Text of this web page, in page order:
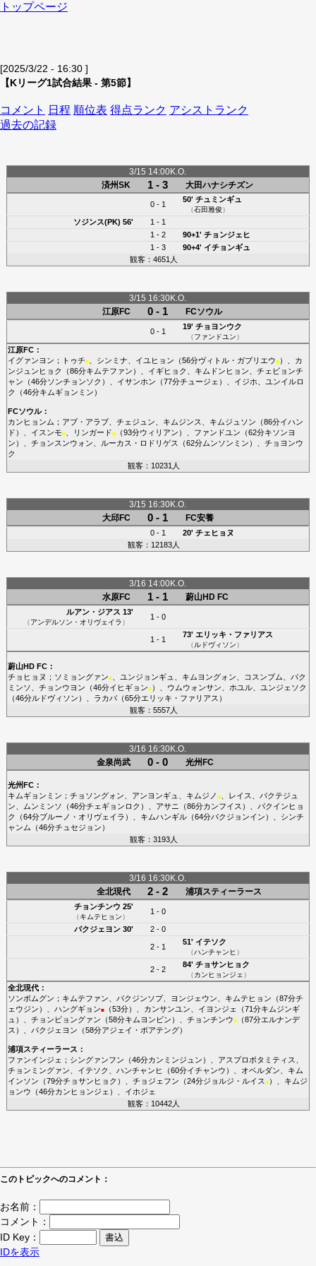
トップページ
[2025/3/22 - 16:30 ]
【Kリーグ1試合結果 - 第5節】
コメント 日程 順位表 得点ランク アシストランク
過去の記録
3/15 14:00K.O.
済州SK
1 - 3 大田ハナシチズン
0 - 1
50' チュミンギュ
（石田雅俊）
ソジンス(PK) 56'
1 - 1
1 - 2
90+1' チョンジェヒ
1 - 3
90+4' イチョンギュ
観客：4651人
3/15 16:30K.O.
江原FC
0 - 1 FCソウル
0 - 1
19' チョヨンウク
（ファンドユン）
江原FC：
イグァンヨン ； トゥチ■、 シンミナ イユヒョン （56分ヴィトル・ガブリエウ■）、 カ
ンジュンヒョク
（86分キムテファン ）、 イギヒョク キムドンヒョン
チェビョンチ
ャン （46分ソンチョンソク ）、 イサンホン （77分チュージェ ）、 イジホ
ユンイルロ
ク
（46分キムギョンミン ）
FCソウル：
カンヒョンム ； アブ・アラブ、 チェジュン キムジンス キムジュソン （86分イハン
ド ）、 イスンモ■、 リンガード■（93分ウィリアン ）、 ファンドユン （62分キソンヨ
ン ）、 チョンスンウォン ルーカス・ロドリゲス （62分ムンソンミン ）、 チョヨンウ
ク
観客：10231人
3/15 16:30K.O.
大邱FC
0 - 1 FC安養
0 - 1 20' チェヒョヌ
観客：12183人
3/16 14:00K.O.
水原FC
1 - 1 蔚山HD FC
ルアン・ジアス 13'
（アンデルソン・オリヴェイラ）
1 - 0
1 - 1
73' エリッキ・ファリアス
（ルドヴィソン）
蔚山HD FC：
チョヒョヌ ； ソミョングァン■、 ユンジョンギュ キムヨングォン コスンブム
パク
ミンソ
チョンウヨン （46分イヒギョン■）、 ウムウォンサン ホユル、
ユンジェソク
（46分ルドヴィソン ）、 ラカバ（65分エリッキ・ファリアス ）
観客：5557人
3/16 16:30K.O.
金泉尚武
0 - 0 光州FC
光州FC：
キムギョンミン ； チョソングォン アンヨンギュ キムジノ ■、 レイス
パクテジュ
ン
ムンミンソ （46分チェギョンロク ）、 アサニ （86分カンフイス ）、 パクインヒョ
ク
（64分ブルーノ・オリヴェイラ ）、 キムハンギル（64分パクジョンイン ）、 シンチ
ャンム （46分チュセジョン ）
観客：3193人
3/16 16:30K.O.
全北現代
2 - 2 浦項スティーラース
チョンチンウ 25'
（キムテヒョン）
1 - 0
パクジェヨン30' 2 - 0
2 - 1
51' イテソク
（ハンチャンヒ ）
2 - 2
84' チョサンヒョク
（カンヒョンジェ ）
全北現代：
ソンボムグン ； キムテファン パクジンソプ、 ヨンジェウン キムテヒョン （87分チ
ェウジン ）、 ハングギョン■（53分）、 カンサンユン イヨンジェ （71分キムジンギ
ュ ）、 チョンビョングァン （58分キムヨンビン ）、 チョンチンウ■（87分エルナンデ
ス ）、 パクジェヨン （58分アジェイ・ボアテング）
浦項スティーラース ：
ファンインジェ ； シングァンフン （46分カンミンジュン ）、 アスプロポタミティス
チョンミングァン
イテソク ハンチャンヒ （60分イチャンウ ）、 オベルダン
キム
インソン （79分チョサンヒョク ）、 チョジェフン （24分ジョルジ・ルイス ■）、 キムジ
ョンウ （46分カンヒョンジェ ）、 イホジェ
観客：10442人
このトピックへのコメント：
お名前：
コメント：
ID Key：
IDを表示